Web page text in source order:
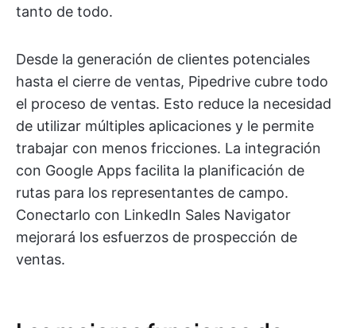
tanto de todo.
Desde la generación de clientes potenciales
hasta el cierre de ventas, Pipedrive cubre todo
el proceso de ventas. Esto reduce la necesidad
de utilizar múltiples aplicaciones y le permite
trabajar con menos fricciones. La integración
con Google Apps facilita la planificación de
rutas para los representantes de campo.
Conectarlo con LinkedIn Sales Navigator
mejorará los esfuerzos de prospección de
ventas.